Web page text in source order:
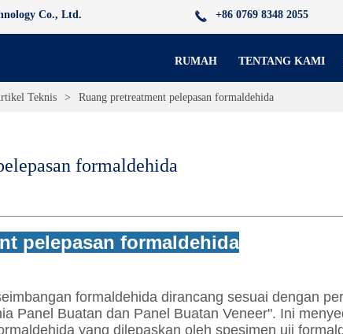
Co., Ltd. +86 0769 8348 2055
RUMAH TENTANG KAMI
Teknis > Ruang pretreatment pelepasan formaldehida
formaldehida